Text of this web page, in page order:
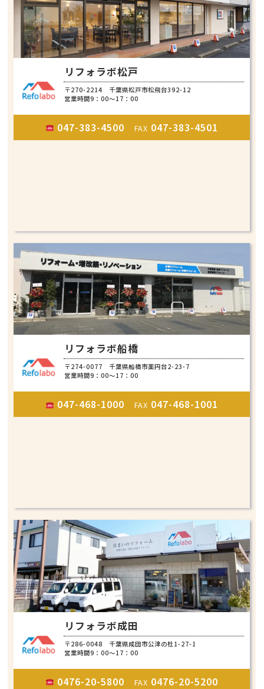
リフォラボ松戸
〒270-2214 千葉県松戸市松飛台392-12
営業時間9：00～17：00
047-383-4500FAX 047-383-4501
リフォラボ船橋
〒274-0077 千葉県船橋市薬円台2-23-7
営業時間9：00～17：00
047-468-1000FAX 047-468-1001
リフォラボ成田
〒286-0048 千葉県成田市公津の杜1-27-1
営業時間9：00～17：00
0476-20-5800FAX 0476-20-5200